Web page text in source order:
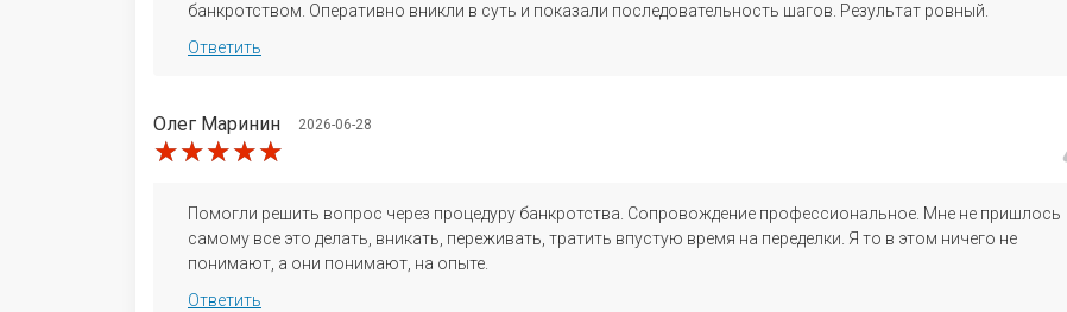
банкротством. Оперативно вникли в суть и показали последовательность шагов. Результат ровный.
Ответить
Олег Маринин 2026-06-28
★★★★★
★★★★★
★★★★★
Помогли решить вопрос через процедуру банкротства. Сопровождение профессиональное. Мне не пришлось
самому все это делать, вникать, переживать, тратить впустую время на переделки. Я то в этом ничего не
понимают, а они понимают, на опыте.
Ответить